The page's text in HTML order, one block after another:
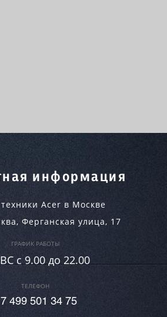
информация
Acer в Москве
, Ферганская улица, 17
ГРАФИК РАБОТЫ
c 9.00 до 22.00
ТЕЛЕФОН
499 501 34 75